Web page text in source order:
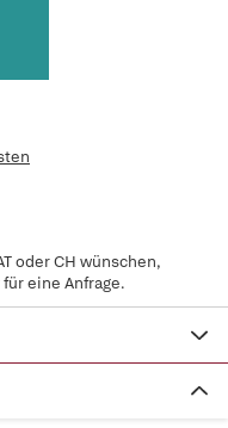
oder CH wünschen,
für eine Anfrage.